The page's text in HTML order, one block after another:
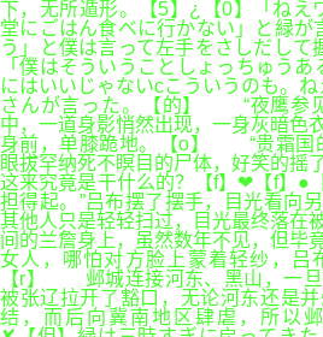
下，无所遁形。【5】¿【0】「ねえ
堂にごはん食べに行かない」と緑が
う」と僕は言って左手をさしだして
「僕はそういうことしょっちゅう
にはいいじゃないcこういうのも。
さんが言った。【的】 “夜鹰参
中，一道身影悄然出现，一身灰暗色
身前，单膝跪地。【o】 “贵霜国
眼拔罕纳死不瞑目的尸体，好笑的摇
这来究竟是干什么的？【f】❤【f】
担得起。”吕布摆了摆手，目光看向
其他人只是轻轻扫过，目光最终落在
间的兰詹身上，虽然数年不见，但毕
女人，哪怕对方脸上蒙着轻纱，吕
【r】 邺城连接河东、黑山，一旦
被张辽拉开了豁口，无论河东还是
结，而后向冀南地区肆虐，所以